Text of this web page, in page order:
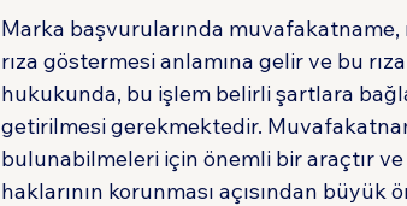
Marka başvurularında
rıza göstermesi anlamına gelir ve bu
hukukunda, bu işlem belirli şartlara
getirilmesi gerekmektedir.
bulunabilmeleri için önemli bir araçtır
haklarının korunması açısından büyük